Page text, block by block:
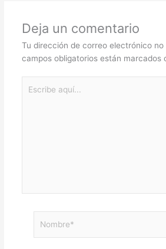
Deja un comentario
Tu dirección de correo electrónico no
campos obligatorios están marcados
aquí...